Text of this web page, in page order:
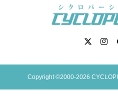
Copyright ©2000-2026